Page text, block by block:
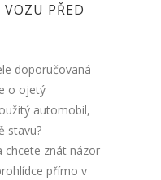
PŘED
doporučovaná
o ojetý
automobil,
stavu?
chcete znát názor
přímo v